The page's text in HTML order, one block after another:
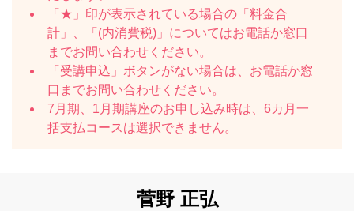
「★」印が表示されている場合の「料金合
計」、「(内消費税)」についてはお電話か窓口
までお問い合わせください。
「受講申込」ボタンがない場合は、お電話か窓
口までお問い合わせください。
7月期、1月期講座のお申し込み時は、6カ月一
括支払コースは選択できません。
菅野 正弘